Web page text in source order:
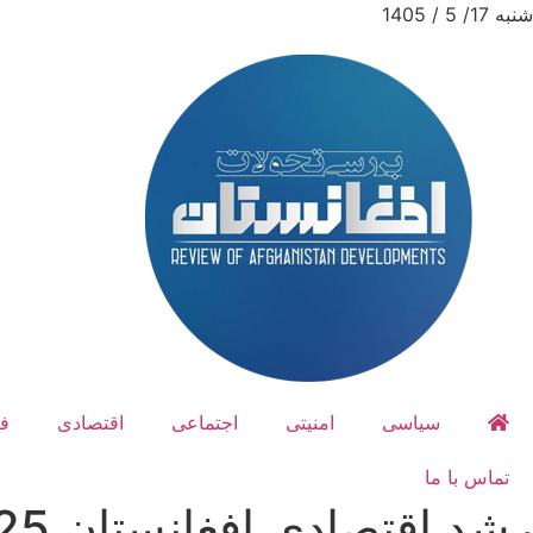
شنبه 17/ 5 / 1405
سیاسی امنیتی اجتماعی اقتصادی
تماس با ما